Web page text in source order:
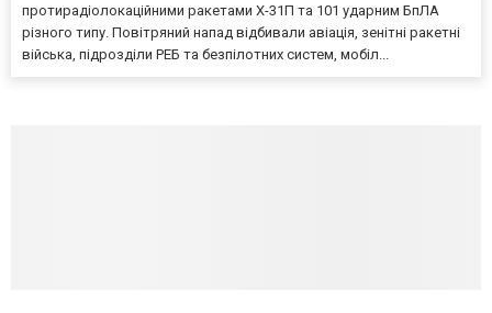
протирадіолокаційними ракетами Х-31П та 101 ударним БпЛА
різного типу. Повітряний напад відбивали авіація, зенітні ракетні
війська, підрозділи РЕБ та безпілотних систем, мобіл...